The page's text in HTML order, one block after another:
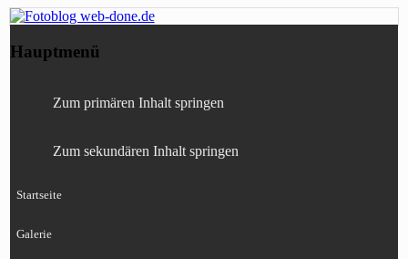
Fotoblog web-done.de
Canon, Nikon, Sony
Hauptmenü
Zum primären Inhalt springen
Zum sekundären Inhalt springen
Startseite
Galerie